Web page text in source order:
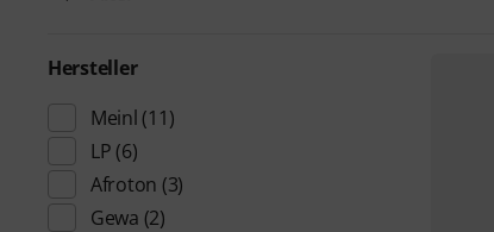
Hersteller
Meinl (11)
LP (6)
Afroton (3)
Gewa (2)